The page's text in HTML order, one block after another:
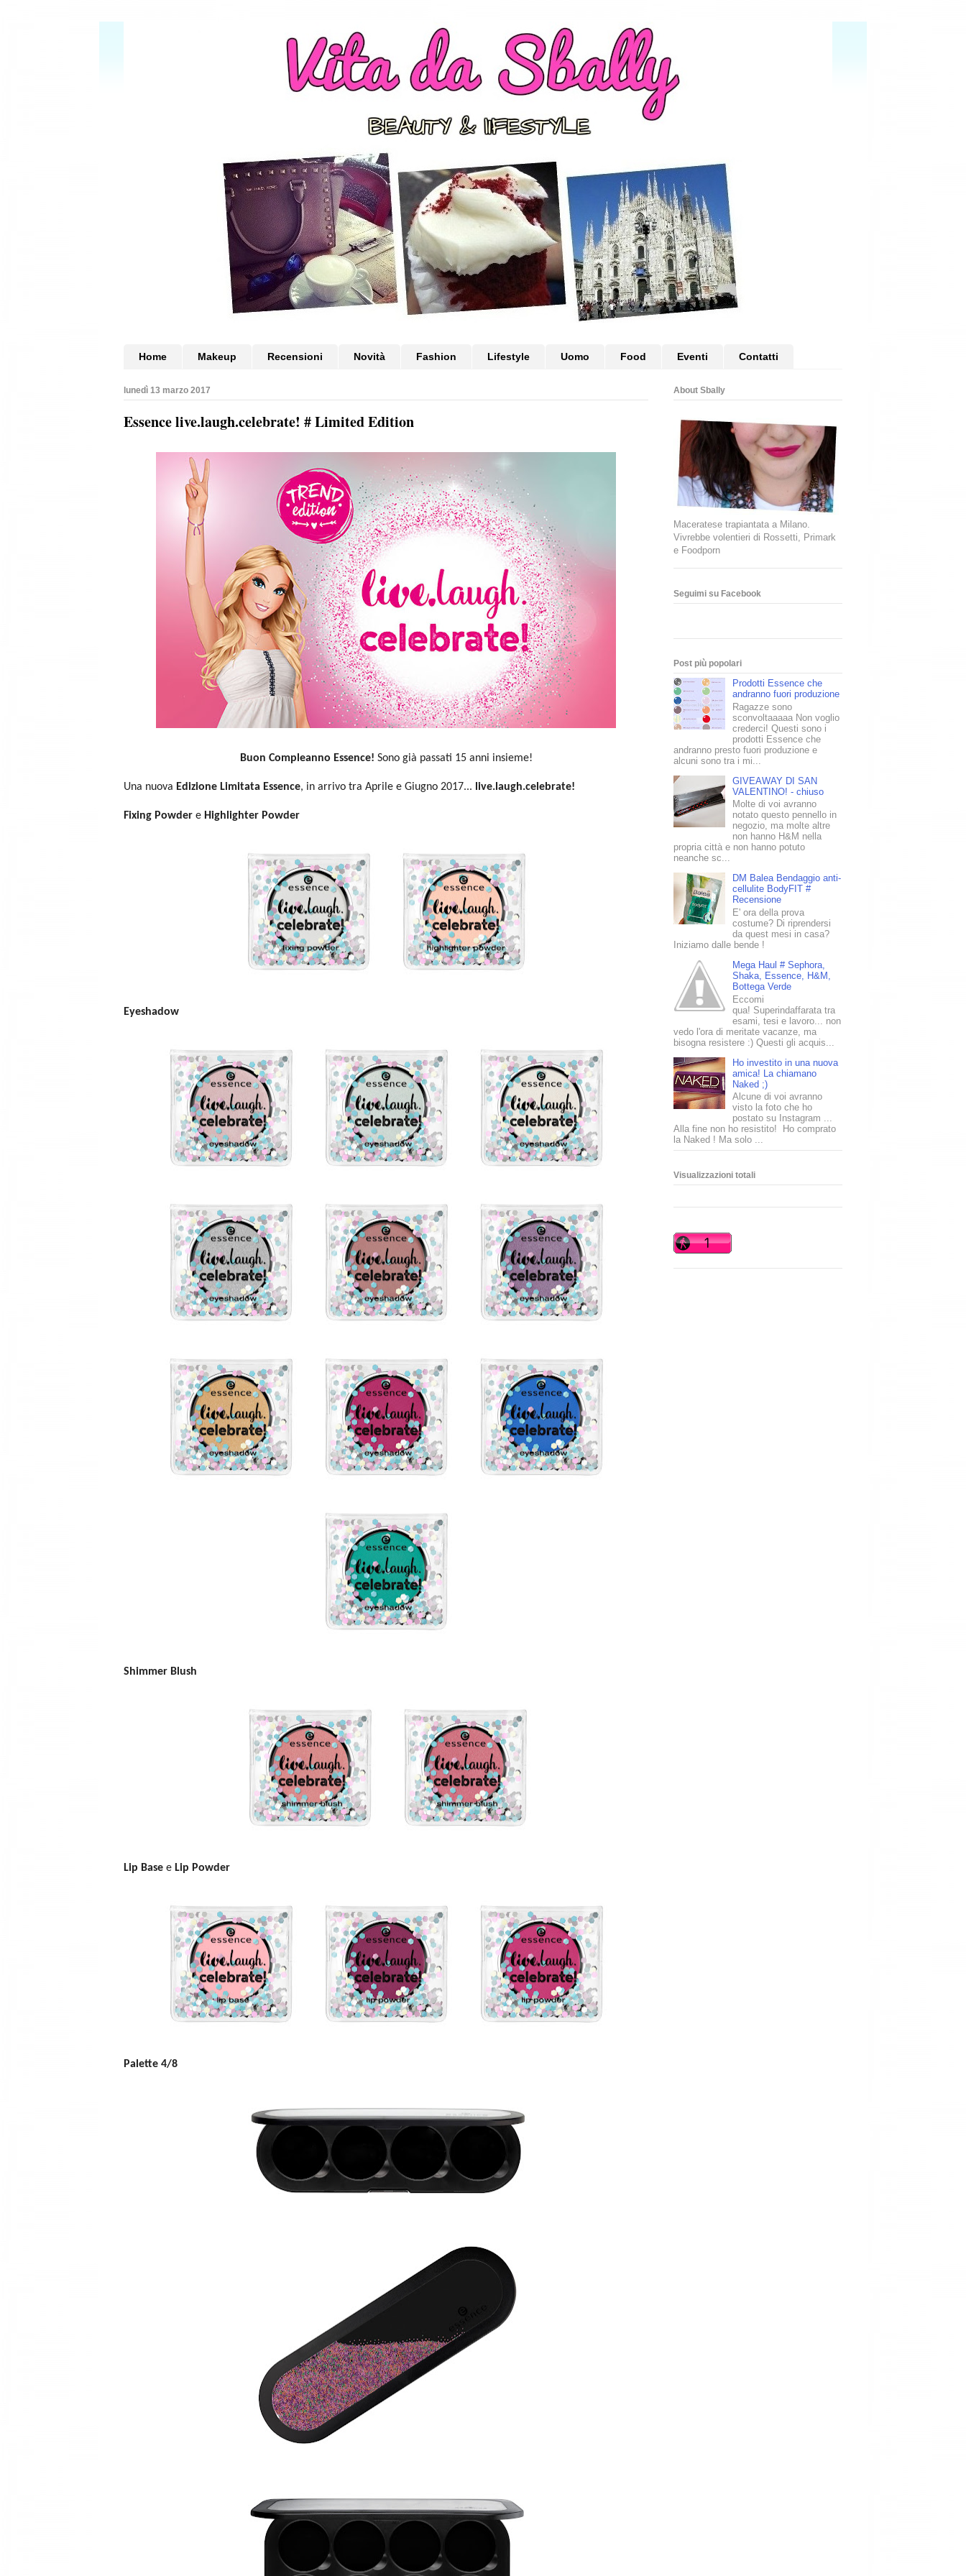
Home Makeup Recensioni Novità Fashion Lifestyle Uomo Food Eventi Contatti
lunedì 13 marzo 2017
Essence live.laugh.celebrate! # Limited Edition
Buon Compleanno Essence! Sono già passati 15 anni insieme!
Una nuova Edizione Limitata Essence, in arrivo tra Aprile e Giugno 2017... live.laugh.celebrate!
Fixing Powder e Highlighter Powder
Eyeshadow
Shimmer Blush
Lip Base e Lip Powder
Palette 4/8
About Sbally
Maceratese trapiantata a Milano.
Vivrebbe volentieri di Rossetti, Primark
e Foodporn
Seguimi su Facebook
Post più popolari
Prodotti Essence che
andranno fuori produzione
Ragazze sono
sconvoltaaaaa Non voglio
crederci! Questi sono i
prodotti Essence che
andranno presto fuori produzione e
alcuni sono tra i mi...
GIVEAWAY DI SAN
VALENTINO! - chiuso
Molte di voi avranno
notato questo pennello in
negozio, ma molte altre
non hanno H&M nella
propria città e non hanno potuto
neanche sc...
DM Balea Bendaggio anti-
cellulite BodyFIT #
Recensione
E' ora della prova
costume? Di riprendersi
da quest mesi in casa?
Iniziamo dalle bende !
Mega Haul # Sephora,
Shaka, Essence, H&M,
Bottega Verde
Eccomi
qua! Superindaffarata tra
esami, tesi e lavoro... non
vedo l'ora di meritate vacanze, ma
bisogna resistere :) Questi gli acquis...
Ho investito in una nuova
amica! La chiamano
Naked ;)
Alcune di voi avranno
visto la foto che ho
postato su Instagram ...
Alla fine non ho resistito! Ho comprato
la Naked ! Ma solo ...
Visualizzazioni totali